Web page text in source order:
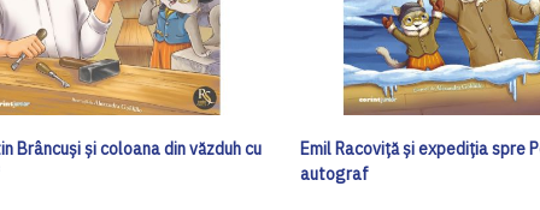
Brâncuși și coloana din văzduh cu
Emil Racoviță și expediția spre
autograf